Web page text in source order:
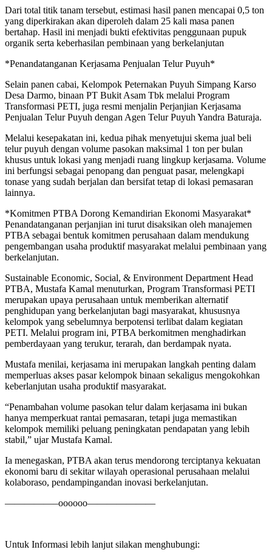
Dari total titik tanam tersebut, estimasi hasil panen mencapai 0,5 ton
yang diperkirakan akan diperoleh dalam 25 kali masa panen
bertahap. Hasil ini menjadi bukti efektivitas penggunaan pupuk
organik serta keberhasilan pembinaan yang berkelanjutan
*Penandatanganan Kerjasama Penjualan Telur Puyuh*
Selain panen cabai, Kelompok Peternakan Puyuh Simpang Karso
Desa Darmo, binaan PT Bukit Asam Tbk melalui Program
Transformasi PETI, juga resmi menjalin Perjanjian Kerjasama
Penjualan Telur Puyuh dengan Agen Telur Puyuh Yandra Baturaja.
Melalui kesepakatan ini, kedua pihak menyetujui skema jual beli
telur puyuh dengan volume pasokan maksimal 1 ton per bulan
khusus untuk lokasi yang menjadi ruang lingkup kerjasama. Volume
ini berfungsi sebagai penopang dan penguat pasar, melengkapi
tonase yang sudah berjalan dan bersifat tetap di lokasi pemasaran
lainnya.
*Komitmen PTBA Dorong Kemandirian Ekonomi Masyarakat*
Penandatanganan perjanjian ini turut disaksikan oleh manajemen
PTBA sebagai bentuk komitmen perusahaan dalam mendukung
pengembangan usaha produktif masyarakat melalui pembinaan yang
berkelanjutan.
Sustainable Economic, Social, & Environment Department Head
PTBA, Mustafa Kamal menuturkan, Program Transformasi PETI
merupakan upaya perusahaan untuk memberikan alternatif
penghidupan yang berkelanjutan bagi masyarakat, khususnya
kelompok yang sebelumnya berpotensi terlibat dalam kegiatan
PETI. Melalui program ini, PTBA berkomitmen menghadirkan
pemberdayaan yang terukur, terarah, dan berdampak nyata.
Mustafa menilai, kerjasama ini merupakan langkah penting dalam
memperluas akses pasar kelompok binaan sekaligus mengokohkan
keberlanjutan usaha produktif masyarakat.
“Penambahan volume pasokan telur dalam kerjasama ini bukan
hanya memperkuat rantai pemasaran, tetapi juga memastikan
kelompok memiliki peluang peningkatan pendapatan yang lebih
stabil,” ujar Mustafa Kamal.
Ia menegaskan, PTBA akan terus mendorong terciptanya kekuatan
ekonomi baru di sekitar wilayah operasional perusahaan melalui
kolaboraso, pendampingandan inovasi berkelanjutan.
—————–oooooo———————
Untuk Informasi lebih lanjut silakan menghubungi: